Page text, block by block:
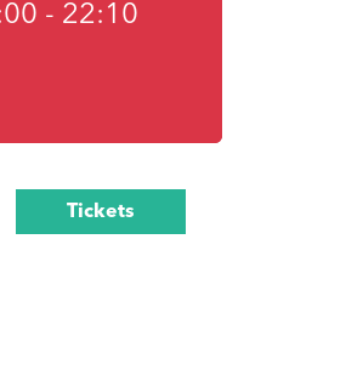
- 22:10
Tickets